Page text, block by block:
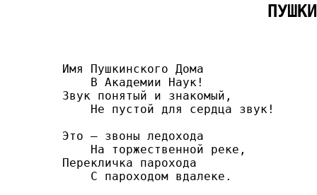
Имя Пушкинского Дома
    В Академии Наук!
Звук понятый и знакомый,
    Не пустой для сердца звук!
Это — звоны ледохода
    На торжественной реке,
Перекличка парохода
    С пароходом вдалеке.